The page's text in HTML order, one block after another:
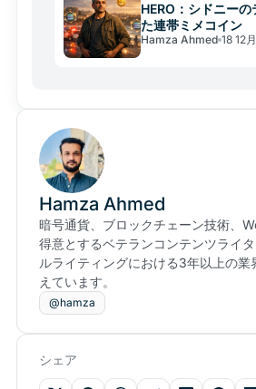
HERO：シドニー
た連帯ミメコイン
Hamza Ahmed 18 12
Hamza Ahmed
暗号通貨、ブロックチェーン技術、
得意とするベテランコンテンツライ
ルライティングにおける3年以上の業
えています。
@hamza
シェア